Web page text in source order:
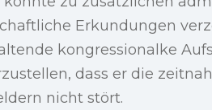
Erkundungen
kongressionalke
dass er die
nicht stört.